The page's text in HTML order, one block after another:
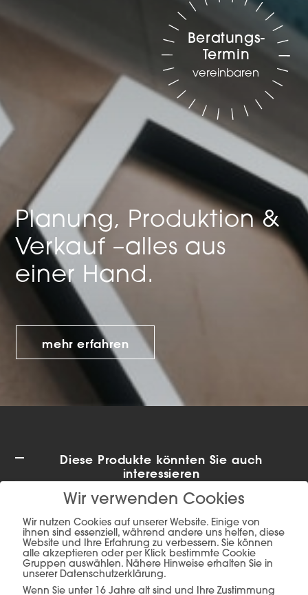
Planung, Produktion &
Verkauf –alles aus
einer Hand.
mehr erfahren
Beratungs-
Termin
vereinbaren
Diese Produkte könnten Sie auch
interessieren
Wir verwenden Cookies
Wir nutzen Cookies auf unserer Website. Einige von
ihnen sind essenziell, während andere uns helfen, diese
Website und Ihre Erfahrung zu verbessern. Sie können
alle akzeptieren oder per Klick bestimmte Cookie
Gruppen auswählen. Nähere Hinweise erhalten Sie in
unserer Datenschutzerklärung.
Wenn Sie unter 16 Jahre alt sind und Ihre Zustimmung